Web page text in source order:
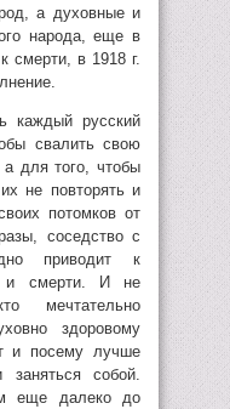
а духовные и
народа, еще в
смерти, в 1918 г.
каждый русский
свалить свою
для того, чтобы
не повторять и
потомков от
соседство с
приводит к
и смерти. И не
мечтательно
здоровому
и посему лучше
собой.
еще далеко до